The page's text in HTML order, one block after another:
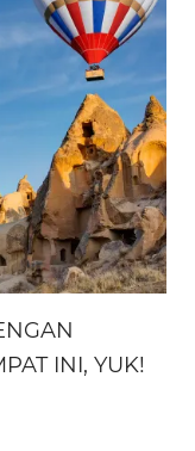
INI, YUK!